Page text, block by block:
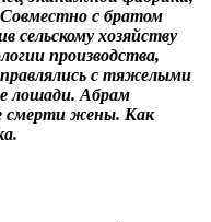
с братом
сельскому хозяйству
производства,
с тяжелыми
лошади. Абрам
смерти жены. Как